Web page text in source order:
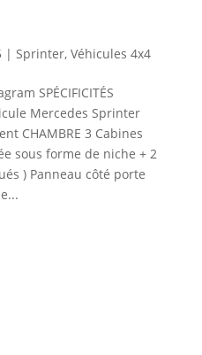
| Sprinter, Véhicules 4x4
SPÉCIFICITÉS
Mercedes Sprinter
CHAMBRE 3 Cabines
sous forme de niche + 2
) Panneau côté porte